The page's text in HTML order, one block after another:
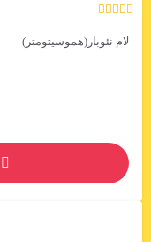
لام نئوبار(هموسیتومتر)